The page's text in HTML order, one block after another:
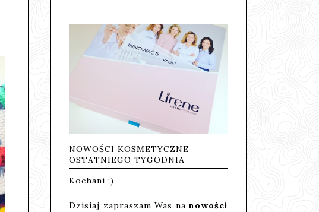
NOWOŚCI KOSMETYCZNE
OSTATNIEGO TYGODNIA
Kochani ;)
Dzisiaj zapraszam Was na nowości